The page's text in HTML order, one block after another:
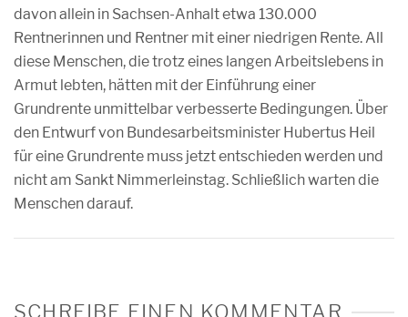
davon allein in Sachsen-Anhalt etwa 130.000
Rentnerinnen und Rentner mit einer niedrigen Rente. All
diese Menschen, die trotz eines langen Arbeitslebens in
Armut lebten, hätten mit der Einführung einer
Grundrente unmittelbar verbesserte Bedingungen. Über
den Entwurf von Bundesarbeitsminister Hubertus Heil
für eine Grundrente muss jetzt entschieden werden und
nicht am Sankt Nimmerleinstag. Schließlich warten die
Menschen darauf.
SCHREIBE EINEN KOMMENTAR